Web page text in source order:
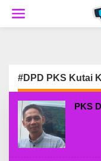
i
#DPD PKS Kutai
PKS